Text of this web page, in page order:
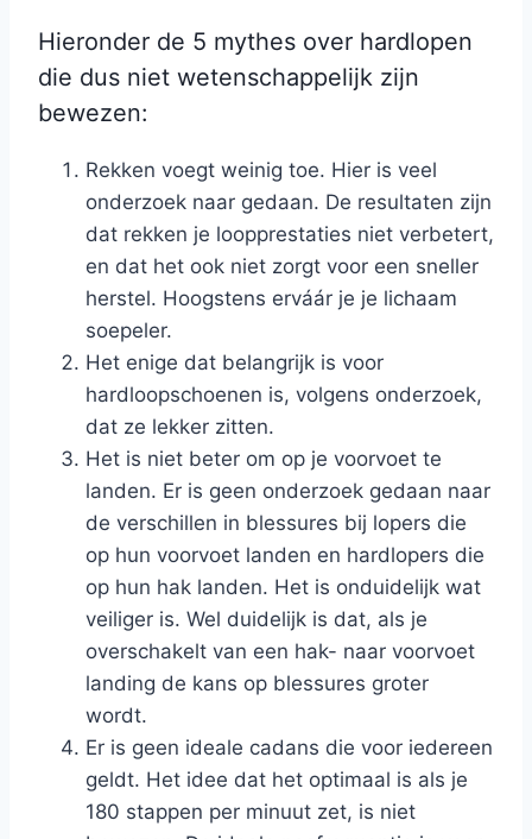
Hieronder de 5 mythes over hardlopen
die dus niet wetenschappelijk zijn
bewezen:
Rekken voegt weinig toe. Hier is veel
onderzoek naar gedaan. De resultaten zijn
dat rekken je loopprestaties niet verbetert,
en dat het ook niet zorgt voor een sneller
herstel. Hoogstens erváár je je lichaam
soepeler.
Het enige dat belangrijk is voor
hardloopschoenen is, volgens onderzoek,
dat ze lekker zitten.
Het is niet beter om op je voorvoet te
landen. Er is geen onderzoek gedaan naar
de verschillen in blessures bij lopers die
op hun voorvoet landen en hardlopers die
op hun hak landen. Het is onduidelijk wat
veiliger is. Wel duidelijk is dat, als je
overschakelt van een hak- naar voorvoet
landing de kans op blessures groter
wordt.
Er is geen ideale cadans die voor iedereen
geldt. Het idee dat het optimaal is als je
180 stappen per minuut zet, is niet